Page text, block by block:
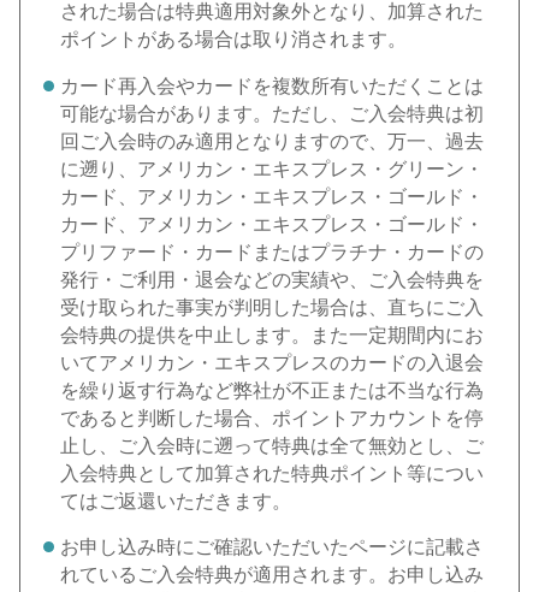
された場合は特典適用対象外となり、加算された
ポイントがある場合は取り消されます。
カード再入会やカードを複数所有いただくことは
可能な場合があります。ただし、ご入会特典は初
回ご入会時のみ適用となりますので、万一、過去
に遡り、アメリカン・エキスプレス・グリーン・
カード、アメリカン・エキスプレス・ゴールド・
カード、アメリカン・エキスプレス・ゴールド・
プリファード・カードまたはプラチナ・カードの
発行・ご利用・退会などの実績や、ご入会特典を
受け取られた事実が判明した場合は、直ちにご入
会特典の提供を中止します。また一定期間内にお
いてアメリカン・エキスプレスのカードの入退会
を繰り返す行為など弊社が不正または不当な行為
であると判断した場合、ポイントアカウントを停
止し、ご入会時に遡って特典は全て無効とし、ご
入会特典として加算された特典ポイント等につい
てはご返還いただきます。
お申し込み時にご確認いただいたページに記載さ
れているご入会特典が適用されます。お申し込み